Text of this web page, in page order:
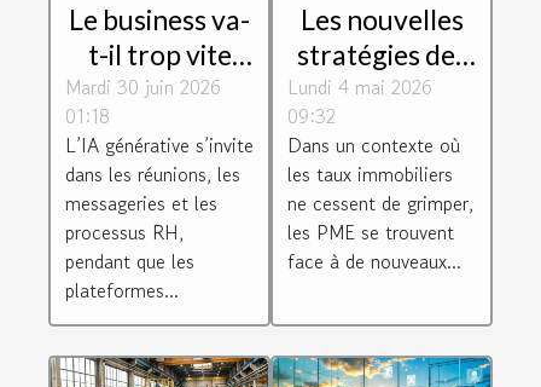
Le business va-
t-il trop vite
pour la
législation
numérique au
travail ?
Mardi 30 juin 2026
01:18
L’IA générative s’invite
dans les réunions, les
messageries et les
processus RH,
pendant que les
plateformes...
Les nouvelles
stratégies des
PME face à la
montée des
taux
immobiliers
Lundi 4 mai 2026
09:32
Dans un contexte où
les taux immobiliers
ne cessent de grimper,
les PME se trouvent
face à de nouveaux...